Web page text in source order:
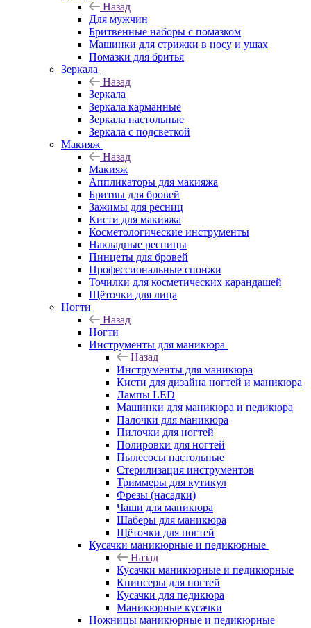
Назад
Для мужчин
Бритвенные наборы с помазком
Машинки для стрижки в носу и ушах
Помазки для бритья
Зеркала
Назад
Зеркала
Зеркала карманные
Зеркала настольные
Зеркала с подсветкой
Макияж
Назад
Макияж
Аппликаторы для макияжа
Бритвы для бровей
Зажимы для ресниц
Кисти для макияжа
Косметологические инструменты
Накладные ресницы
Пинцеты для бровей
Профессиональные спонжи
Точилки для косметических карандашей
Щёточки для лица
Ногти
Назад
Ногти
Инструменты для маникюра
Назад
Инструменты для маникюра
Кисти для дизайна ногтей и маникюра
Лампы LED
Машинки для маникюра и педикюра
Палочки для маникюра
Пилочки для ногтей
Полировки для ногтей
Пылесосы настольные
Стерилизация инструментов
Триммеры для кутикул
Фрезы (насадки)
Чаши для маникюра
Шаберы для маникюра
Щёточки для ногтей
Кусачки маникюрные и педикюрные
Назад
Кусачки маникюрные и педикюрные
Книпсеры для ногтей
Кусачки для педикюра
Маникюрные кусачки
Ножницы маникюрные и педикюрные